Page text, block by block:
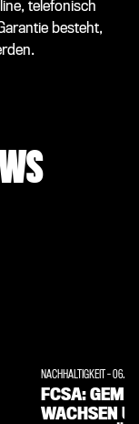
telefonisch
besteht,
NACHHALTIGKEIT-
FCSA:
WACHSEN